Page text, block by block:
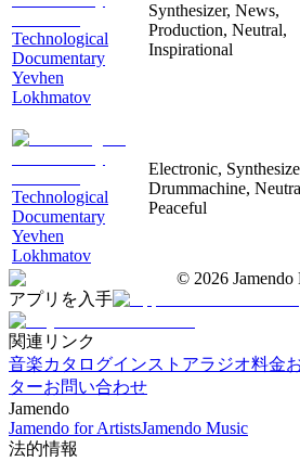
Technological
Documentary
Yevhen
Lokhmatov
Synthesizer, News,
Production, Neutral,
Inspirational
Technological
Documentary
Yevhen
Lokhmatov
Electronic,
Drummachine,
Peaceful
© 2026
アプリを入手
関連リンク
音楽カタログインストアラジオ料金
ターお問い合わせ
Jamendo
Jamendo for ArtistsJamendo Music
法的情報